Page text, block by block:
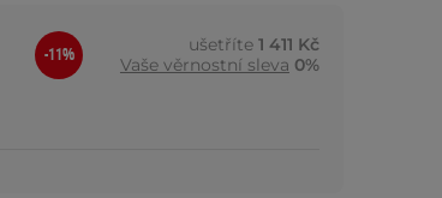
-11% ušetříte 1 411 Kč
Vaše věrnostní sleva 0%